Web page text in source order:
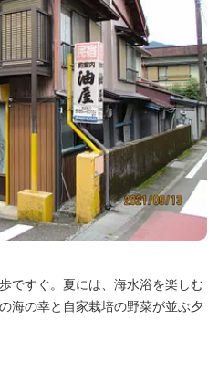
ですぐ。夏には、海水浴を楽しむ
海の幸と自家栽培の野菜が並ぶ夕